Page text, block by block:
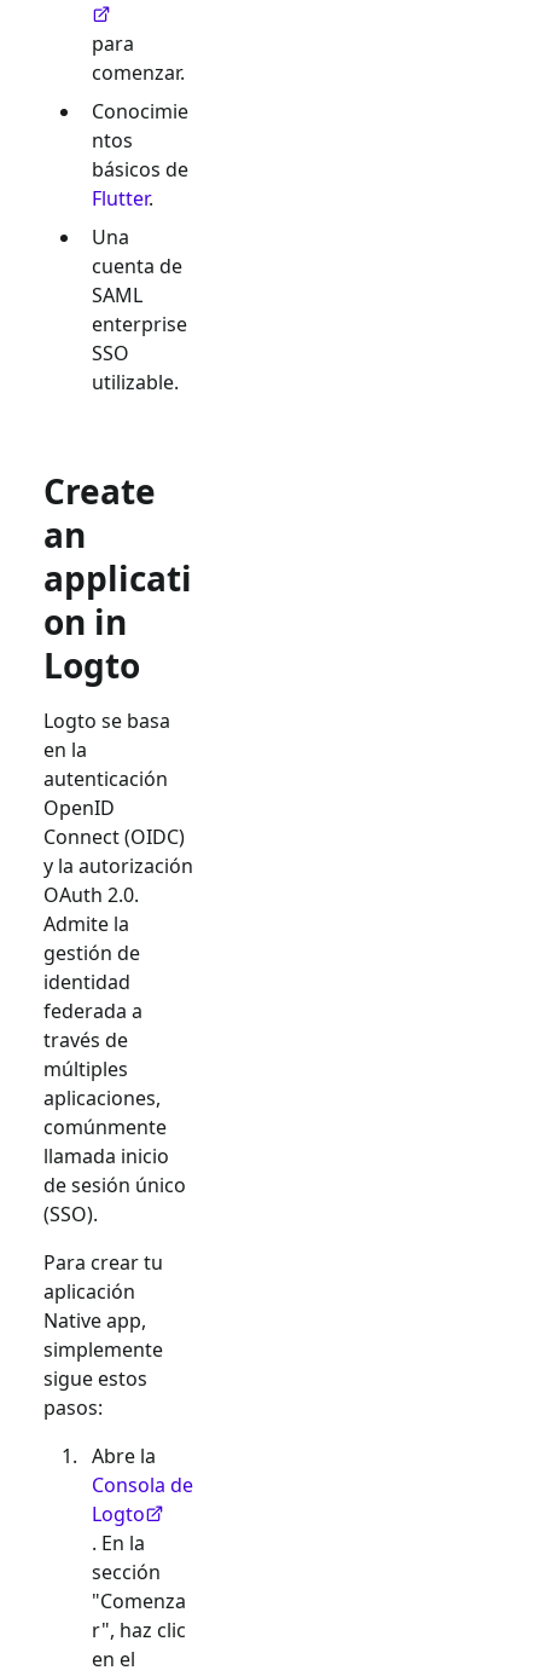
para
comenzar.
Conocimie
ntos
básicos de
Flutter.
Una
cuenta de
SAML
enterprise
SSO
utilizable.
Create
an
applicati
on in
Logto
Logto se basa
en la
autenticación
OpenID
Connect (OIDC)
y la autorización
OAuth 2.0.
Admite la
gestión de
identidad
federada a
través de
múltiples
aplicaciones,
comúnmente
llamada inicio
de sesión único
(SSO).
Para crear tu
aplicación
Native app,
simplemente
sigue estos
pasos:
Abre la
Consola de
Logto
. En la
sección
"Comenza
r", haz clic
en el